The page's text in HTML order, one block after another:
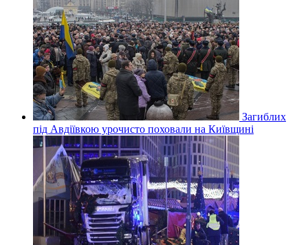
Загиблих
під Авдіївкою урочисто поховали на Київщині